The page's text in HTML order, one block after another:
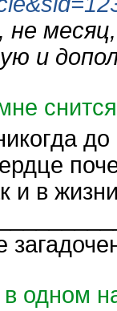
не
и
и в
одном